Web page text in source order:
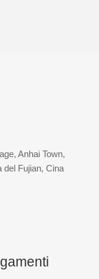
Anhai Town,
del Fujian, Cina